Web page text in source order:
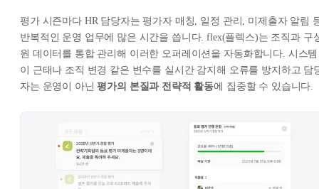
평가 시즌마다 HR 담당자는 평가자 매칭, 일정 관리, 미제출자 알림
반복적인 운영 업무에 많은 시간을 씁니다. flex(플렉스)는 조직과 구
원 데이터를 통합 관리해 이러한 오퍼레이션을 자동화합니다. 시스템
이 근태나 조직 변경 같은 변수를 실시간 감지해 오류를 방지하고 담
자는 운영이 아닌평가의 본질과 전략적 활동에 집중할 수 있습니다.